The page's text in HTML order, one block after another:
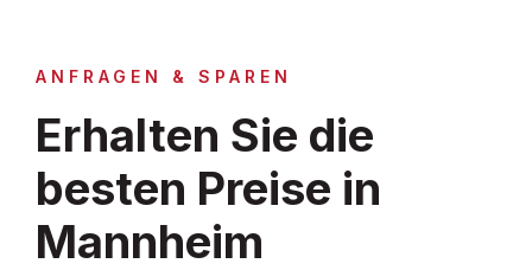
ANFRAGEN & SPAREN
Erhalten Sie die
besten Preise in
Mannheim